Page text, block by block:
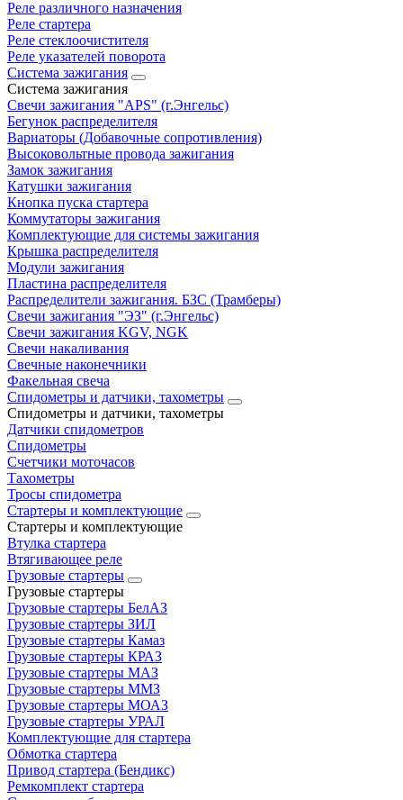
Реле различного назначения
Реле стартера
Реле стеклоочистителя
Реле указателей поворота
Система зажигания
Система зажигания
Свечи зажигания "APS" (г.Энгельс)
Бегунок распределителя
Вариаторы (Добавочные сопротивления)
Высоковольтные провода зажигания
Замок зажигания
Катушки зажигания
Кнопка пуска стартера
Коммутаторы зажигания
Комплектующие для системы зажигания
Крышка распределителя
Модули зажигания
Пластина распределителя
Распределители зажигания. БЗС (Трамберы)
Свечи зажигания "ЭЗ" (г.Энгельс)
Свечи зажигания KGV, NGK
Свечи накаливания
Свечные наконечники
Факельная свеча
Спидометры и датчики, тахометры
Спидометры и датчики, тахометры
Датчики спидометров
Спидометры
Счетчики моточасов
Тахометры
Тросы спидометра
Стартеры и комплектующие
Стартеры и комплектующие
Втулка стартера
Втягивающее реле
Грузовые стартеры
Грузовые стартеры
Грузовые стартеры БелАЗ
Грузовые стартеры ЗИЛ
Грузовые стартеры Камаз
Грузовые стартеры КРАЗ
Грузовые стартеры МАЗ
Грузовые стартеры ММЗ
Грузовые стартеры МОАЗ
Грузовые стартеры УРАЛ
Комплектующие для стартера
Обмотка стартера
Привод стартера (Бендикс)
Ремкомплект стартера